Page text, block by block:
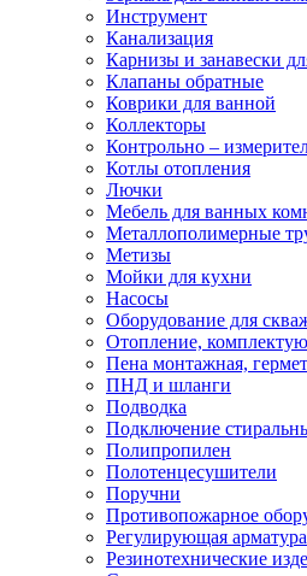
Инструмент
Канализация
Карнизы и занавески
Клапаны обратные
Коврики для ванной
Коллекторы
Контрольно –
Котлы отопления
Лючки
Мебель для ванных
Металлополимерные
Метизы
Мойки для кухни
Насосы
Оборудование для
Отопление,
Пена монтажная,
ПНД и шланги
Подводка
Подключение
Полипропилен
Полотенцесушители
Поручни
Противопожарное
Регулирующая арматура
Резинотехнические